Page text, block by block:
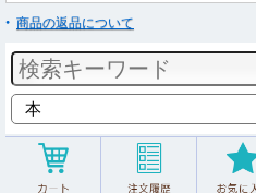
商品の返品について